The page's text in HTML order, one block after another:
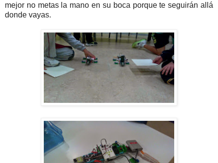
mejor no metas la mano en su boca porque te seguirán allá
donde vayas.